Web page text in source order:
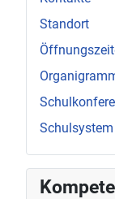
Standort
Schulsystem